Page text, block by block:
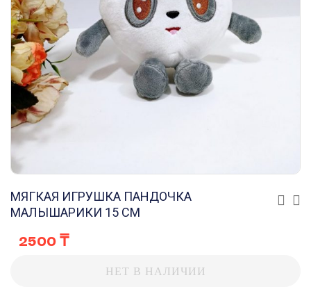
МЯГКАЯ ИГРУШКА ПАНДОЧКА
МАЛЫШАРИКИ 15 СМ
2500₸
НЕТ В НАЛИЧИИ